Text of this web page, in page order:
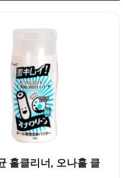
홀클리너, 오나홀 클